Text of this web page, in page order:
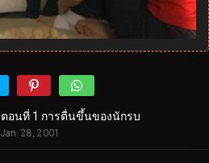
ตอนที่ 1 การตื่นขึ้นของนักรบ
Jan. 28, 2001